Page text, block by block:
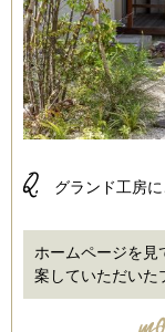
Q. グランド工房
ホームページを見
案していただいた